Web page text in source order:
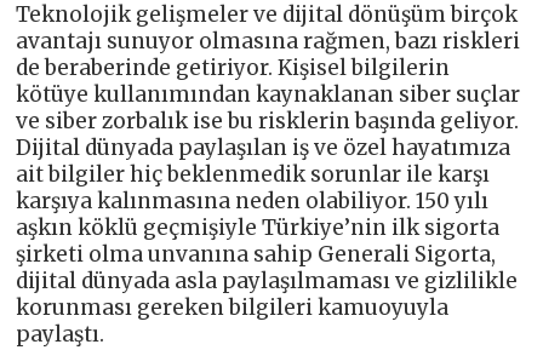
Teknolojik gelişmeler ve dijital dönüşüm birçok
avantajı sunuyor olmasına rağmen, bazı riskleri
de beraberinde getiriyor. Kişisel bilgilerin
kötüye kullanımından kaynaklanan siber suçlar
ve siber zorbalık ise bu risklerin başında geliyor.
Dijital dünyada paylaşılan iş ve özel hayatımıza
ait bilgiler hiç beklenmedik sorunlar ile karşı
karşıya kalınmasına neden olabiliyor. 150 yılı
aşkın köklü geçmişiyle Türkiye’nin ilk sigorta
şirketi olma unvanına sahip Generali Sigorta,
dijital dünyada asla paylaşılmaması ve gizlilikle
korunması gereken bilgileri kamuoyuyla
paylaştı.